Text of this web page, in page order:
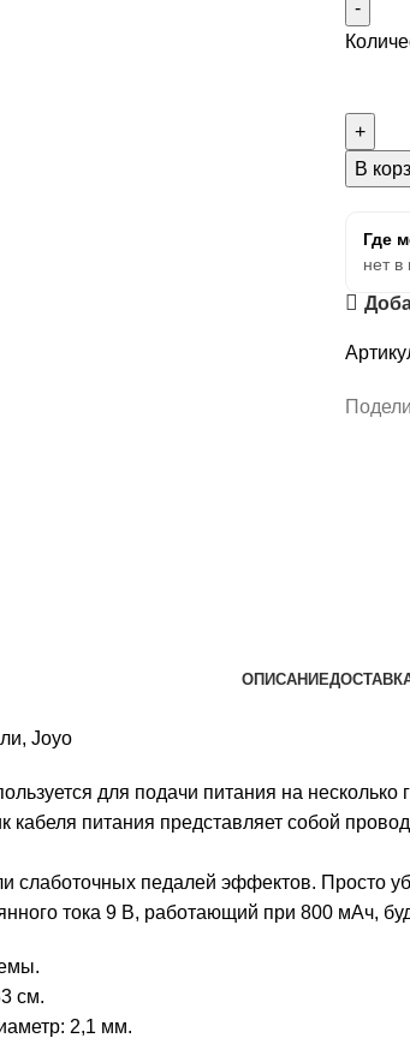
В
Где
нет в
ОПИСАНИЕ
Joyo
для подачи питания на
питания представляет собой
слаботочных педалей эффектов. Просто
тока 9 В, работающий при 800 мАч,
см.
2,1 мм.